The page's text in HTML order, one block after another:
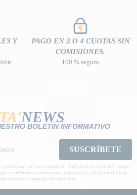
Y
PAGO EN 3 O 4 CUOTAS SIN
COMISIONES.
100 % seguro
NEWS
BOLETÍN INFORMATIVO
SUSCRÍBETE
de uso y acepto la Política de privacidad. Acepto
se miden mis interacciones (aperturas y clics) con el fin de
nuestras campañas de marketing.